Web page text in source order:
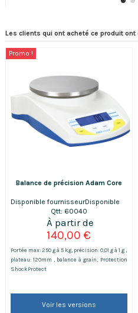
Les clients qui ont acheté ce produit
Promo !
Balance de précision Adam Core
Disponible fournisseurDisponible
Qtt: 60040
140,00 €
Portée max: 250 g à 5 kg, précision: 0,01 g à 1 g ,
plateau: 120mm , balance à grain, Protection
ShockProtect
Voir les versions